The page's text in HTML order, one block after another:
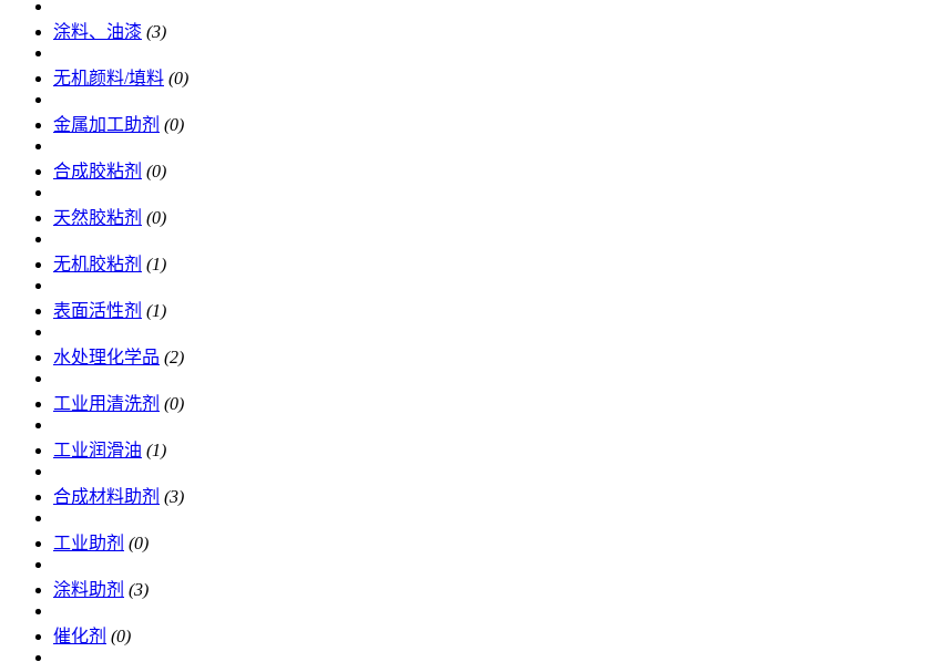
涂料、油漆 (3)
无机颜料/填料 (0)
金属加工助剂 (0)
合成胶粘剂 (0)
天然胶粘剂 (0)
无机胶粘剂 (1)
表面活性剂 (1)
水处理化学品 (2)
工业用清洗剂 (0)
工业润滑油 (1)
合成材料助剂 (3)
工业助剂 (0)
涂料助剂 (3)
催化剂 (0)